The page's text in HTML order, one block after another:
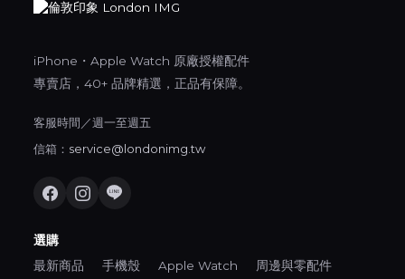
iPhone・Apple Watch 原廠授權配件
專賣店，40+ 品牌精選，正品有保障。
客服時間／週一至週五
信箱： service@londonimg.tw
選購
最新商品 手機殼 Apple Watch 周邊與零配件